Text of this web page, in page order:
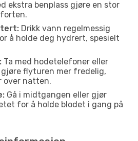
ekstra benplass gjøre en stor
Drikk vann regelmessig
å holde deg hydrert, spesielt
Ta med hodetelefoner eller
gjøre flyturen mer fredelig,
over natten.
Gå i midtgangen eller gjør
for å holde blodet i gang på